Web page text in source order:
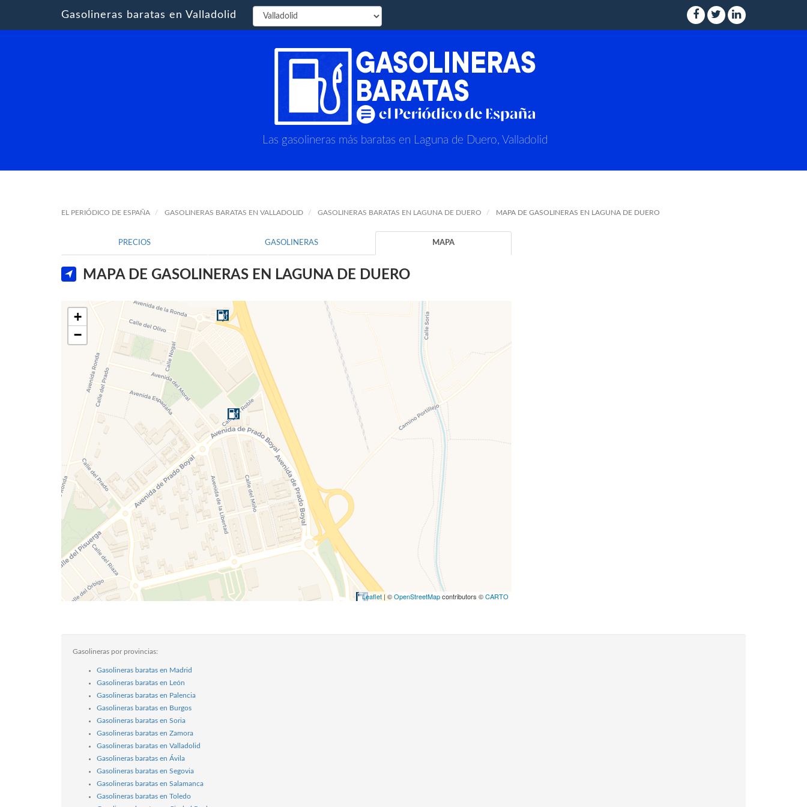
Gasolineras baratas en Valladolid
Las gasolineras más baratas en Laguna de Duero, Valladolid
EL PERIÓDICO DE ESPAÑA GASOLINERAS BARATAS EN VALLADOLID GASOLINERAS BARATAS EN LAGUNA DE DUERO MAPA DE GASOLINERAS EN LAGUNA DE DUERO
PRECIOS GASOLINERAS MAPA
MAPA DE GASOLINERAS EN LAGUNA DE DUERO
+
−
Leaflet | ©OpenStreetMapcontributors ©CARTO
Gasolineras por provincias:
Gasolineras baratas en Madrid
Gasolineras baratas en León
Gasolineras baratas en Palencia
Gasolineras baratas en Burgos
Gasolineras baratas en Soria
Gasolineras baratas en Zamora
Gasolineras baratas en Valladolid
Gasolineras baratas en Ávila
Gasolineras baratas en Segovia
Gasolineras baratas en Salamanca
Gasolineras baratas en Toledo